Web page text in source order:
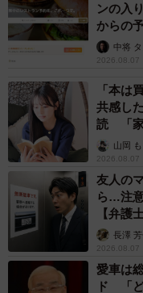
ンの入
からの
中将 タ
2026.08.07
「本は
共感し
読 「家
山岡
2026.08.07
友人の
ら…注
【弁護
長澤 芳
2026.08.07
愛車は
ド 「